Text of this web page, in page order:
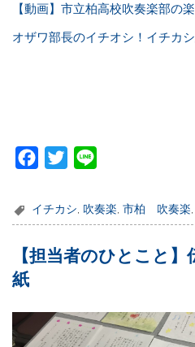
【動画】市立柏高校吹奏楽部の
オザワ部長のイチオシ！イチカ
c
e
b
k
i
t
t
n
e
イチカシ 吹奏楽 ,市柏 吹奏楽
【担当者のひとこと
紙